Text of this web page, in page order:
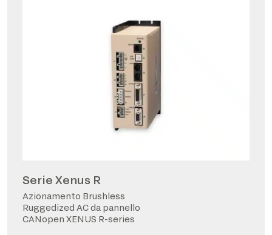
Serie Xenus R
Azionamento Brushless
Ruggedized AC da pannello
CANopen XENUS R-series